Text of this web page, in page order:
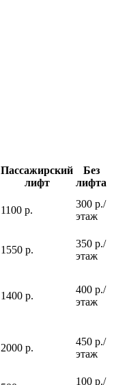
Пассажирский
лифт
Без
лифта
1100 р.
300 р./
этаж
1550 р.
350 р./
этаж
1400 р.
400 р./
этаж
2000 р.
450 р./
этаж
100 р./